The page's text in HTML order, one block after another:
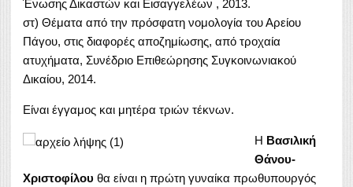
Ένωσης Δικαστών και Εισαγγελέων , 2013.
στ) Θέματα από την πρόσφατη νομολογία του Αρείου
Πάγου, στις διαφορές αποζημίωσης, από τροχαία
ατυχήματα, Συνέδριο Επιθεώρησης Συγκοινωνιακού
Δικαίου, 2014.
Είναι έγγαμος και μητέρα τριών τέκνων.
Η Βασιλική
Θάνου-
Χριστοφίλου θα είναι η πρώτη γυναίκα πρωθυπουργός